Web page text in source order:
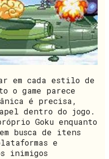
em cada estilo de
o game parece
é precisa,
dentro do jogo.
Goku enquanto
busca de itens
e
inimigos